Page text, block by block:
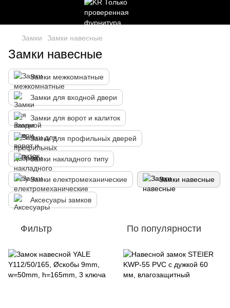
Замки Замки навесные
Замки навесные
Замки межкомнатные
Замки для входной двери
Замки для ворот и калиток
Замки для профильньіх дверей
Замки накладного типу
Замки електромеханические Замки навесные
Аксесуарьі замков
Фильтр По популярности